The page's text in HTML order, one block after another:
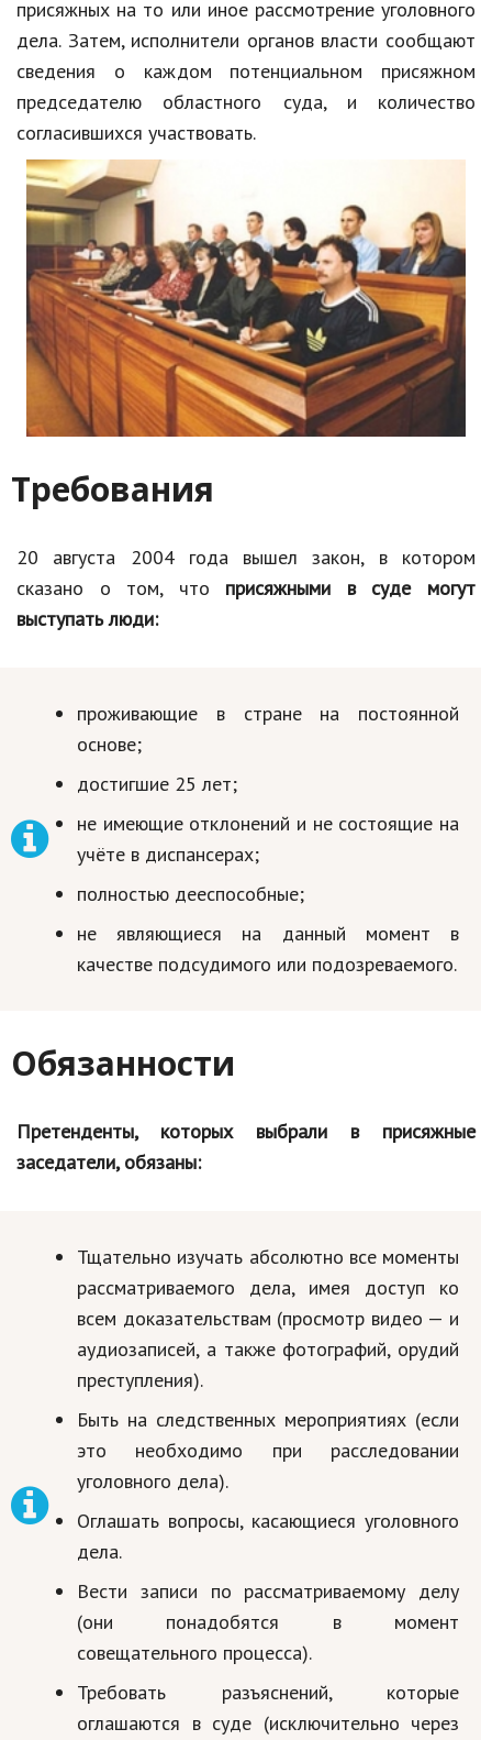
присяжных на то или иное рассмотрение уголовного
дела. Затем, исполнители органов власти сообщают
сведения о каждом потенциальном присяжном
председателю областного суда, и количество
согласившихся участвовать.
Требования
20 августа 2004 года вышел закон, в котором
сказано о том, что присяжными в суде могут
выступать люди:
проживающие в стране на постоянной
основе;
достигшие 25 лет;
не имеющие отклонений и не состоящие на
учёте в диспансерах;
полностью дееспособные;
не являющиеся на данный момент в
качестве подсудимого или подозреваемого.
Обязанности
Претенденты, которых выбрали в присяжные
заседатели, обязаны:
Тщательно изучать абсолютно все моменты
рассматриваемого дела, имея доступ ко
всем доказательствам (просмотр видео — и
аудиозаписей, а также фотографий, орудий
преступления).
Быть на следственных мероприятиях (если
это необходимо при расследовании
уголовного дела).
Оглашать вопросы, касающиеся уголовного
дела.
Вести записи по рассматриваемому делу
(они понадобятся в момент
совещательного процесса).
Требовать разъяснений, которые
оглашаются в суде (исключительно через